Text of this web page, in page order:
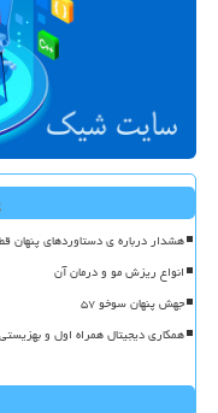
هشدار درباره ی دستاوردهای پنهان
انواع ریزش مو و درمان آن
جهش پنهان سوخو ۵۷
همکاری دیجیتال همراه اول و